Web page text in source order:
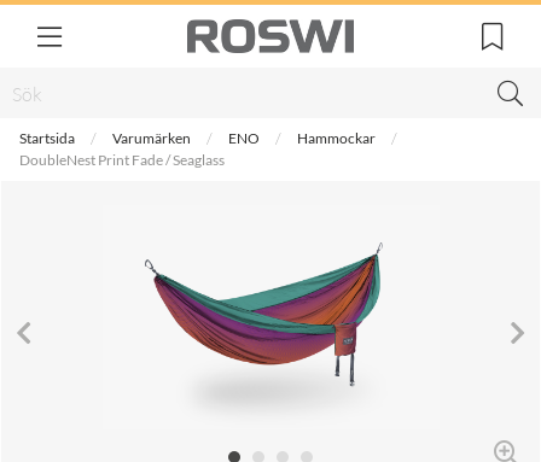
Startsida Varumärken ENO
Hammockar
DoubleNest Print Fade / Seaglass